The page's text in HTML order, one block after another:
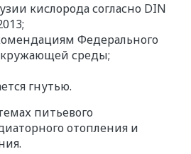
кислорода согласно DIN
Федерального
среды;
гнутью.
питьевого
отопления и